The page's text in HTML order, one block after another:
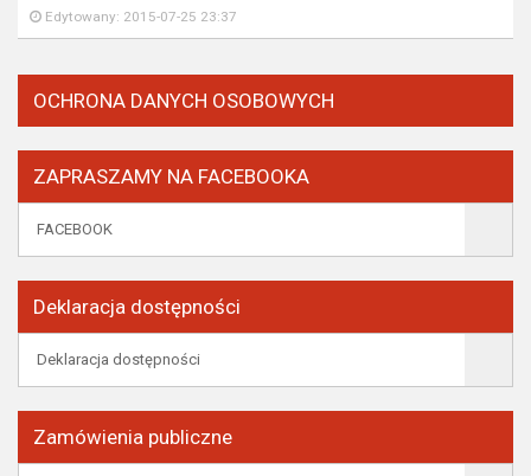
Edytowany: 2015-07-25 23:37
OCHRONA DANYCH OSOBOWYCH
ZAPRASZAMY NA FACEBOOKA
FACEBOOK
Deklaracja dostępności
Deklaracja dostępności
Zamówienia publiczne